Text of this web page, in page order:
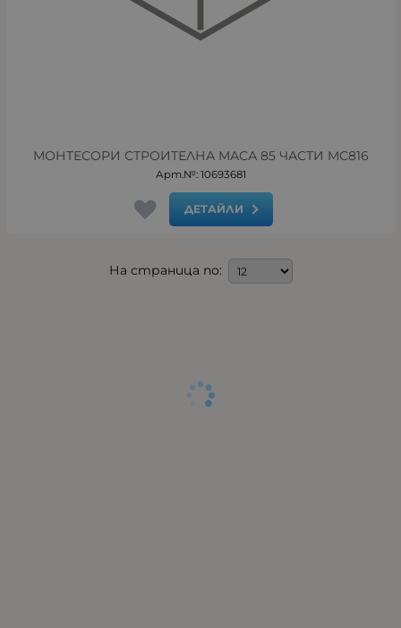
МОНТЕСОРИ СТРОИТЕЛНА МАСА 85 ЧАСТИ MC816
Арт.№: 10693681
ДЕТАЙЛИ
На страница по: